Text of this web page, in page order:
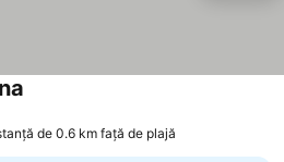
de 0.6 km față de plajă